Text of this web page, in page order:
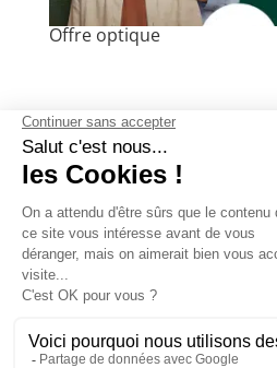
Offre optique
3 Place Dauphine